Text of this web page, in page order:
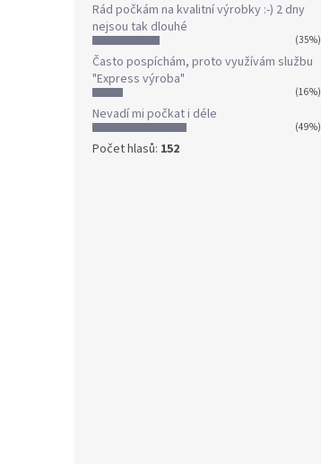
Rád počkám na kvalitní výrobky :-) 2 dny
nejsou tak dlouhé
(35%)
Často pospíchám, proto využívám službu
"Express výroba"
(16%)
Nevadí mi počkat i déle
(49%)
Počet hlasů: 152